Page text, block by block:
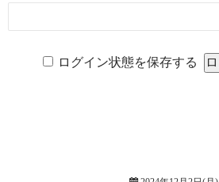
ログイン状態を保存する